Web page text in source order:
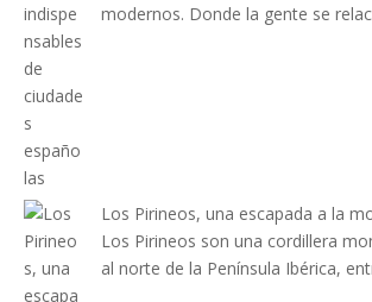
modernos. Donde la gente se
Los Pirineos, una escapada a la
Los Pirineos son una cordillera
al norte de la Península Ibérica,